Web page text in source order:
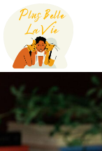
Skip
content